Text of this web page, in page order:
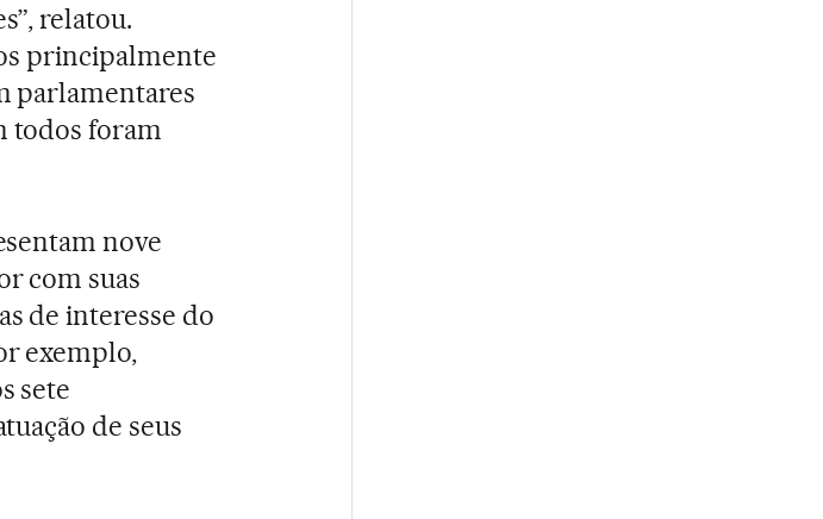
relatou.
principalmente
parlamentares
todos foram
nove
com suas
de interesse do
exemplo,
sete
de seus